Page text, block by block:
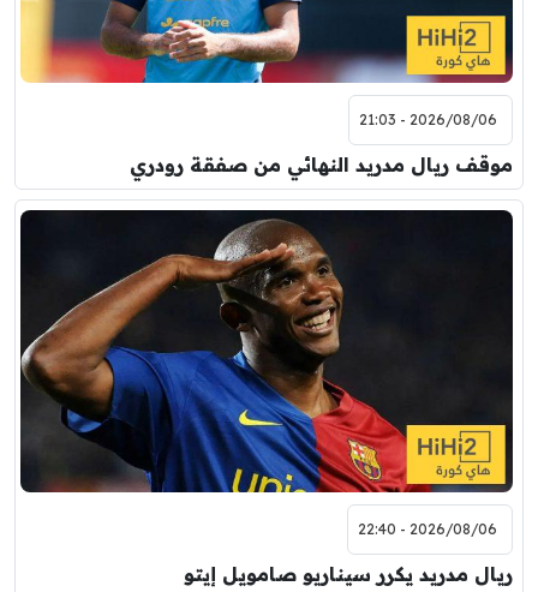
2026/08/06 - 21:03
موقف ريال مدريد النهائي من صفقة رودري
2026/08/06 - 22:40
ريال مدريد يكرر سيناريو صامويل إيتو